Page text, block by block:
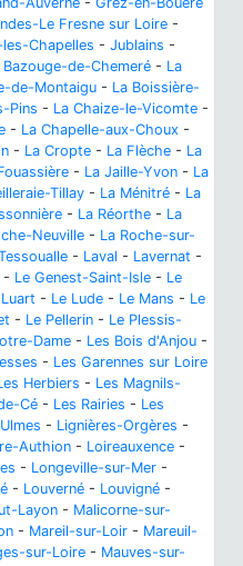
Le Fresne sur Loire -
Chapelles - Jublains -
Bazouge-de-Chemeré - La
de-Montaigu - La Boissière-
Pins - La Chaize-le-Vicomte -
- La Chapelle-aux-Choux -
- La Cropte - La Flèche - La
- La Jaille-Yvon - La
Tillay - La Ménitré - La
- La Réorthe - La
Neuville - La Roche-sur-
- Laval - Lavernat -
- Le Genest-Saint-Isle - Le
- Le Lude - Le Mans - Le
- Le Pellerin - Le Plessis-
Dame - Les Bois d'Anjou -
- Les Garennes sur Loire
Herbiers - Les Magnils-
Cé - Les Rairies - Les
- Lignières-Orgères -
Authion - Loireauxence -
- Longeville-sur-Mer -
- Louverné - Louvigné -
Layon - Malicorne-sur-
- Mareil-sur-Loir - Mareuil-
sur-Loire - Mauves-sur-